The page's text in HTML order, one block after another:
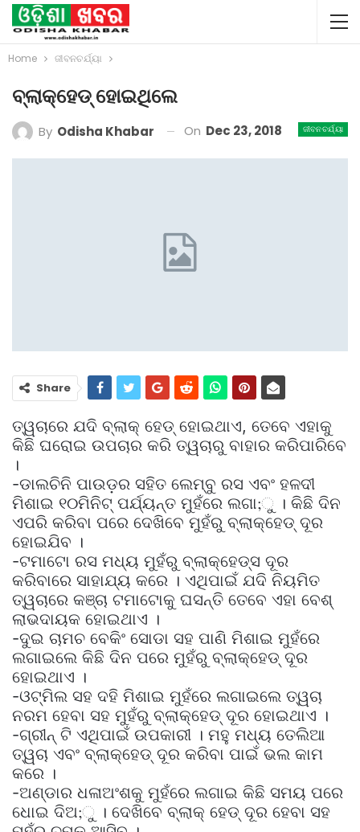
Home ଜୀବନଚର୍ଯ୍ୟା
ବ୍ଲାକ୍‌ହେଡ୍‌ ହୋଇଥିଲେ
ଜୀବନଚର୍ଯ୍ୟା
By Odisha Khabar On Dec 23, 2018
Share
ତ୍ୱଚାରେ ଯଦି ବ୍ଲାକ୍‌ ହେଡ୍‌ ହୋଇଥାଏ, ତେବେ ଏହାକୁ
କିଛି ଘରୋଇ ଉପଚାର କରି ତ୍ୱଚାରୁ ବାହାର କରିପାରିବେ
।
-ଡାଲଚିନି ପାଉଡ଼ର ସହିତ ଲେମ୍ବୁ ରସ ଏବଂ ହଳଦୀ
ମିଶାଇ ୧୦ମିନିଟ୍‌ ପର୍ଯ୍ୟନ୍ତ ମୁହଁରେ ଲଗା;ୁ । କିଛି ଦିନ
ଏପରି କରିବା ପରେ ଦେଖିବେ ମୁହଁରୁ ବ୍ଲାକ୍‌ହେଡ୍‌ ଦୂର
ହୋଇଯିବ ।
-ଟମାଟୋ ରସ ମଧ୍ୟ ମୁହଁରୁ ବ୍ଲାକ୍‌ହେଡ୍‌ସ ଦୂର
କରିବାରେ ସାହାଯ୍ୟ କରେ । ଏଥିପାଇଁ ଯଦି ନିୟମିତ
ତ୍ୱଚାରେ କଞ୍ଚା ଟମାଟୋକୁ ଘସନ୍ତି ତେବେ ଏହା ବେଶ୍‌
ଲାଭଦାୟକ ହୋଇଥାଏ ।
-ଦୁଇ ଚାମଚ ବେକିଂ ସୋଡା ସହ ପାଣି ମିଶାଇ ମୁହଁରେ
ଲଗାଇଲେ କିଛି ଦିନ ପରେ ମୁହଁରୁ ବ୍ଲାକ୍‌ହେଡ୍‌ ଦୂର
ହୋଇଥାଏ ।
-ଓଟ୍‌ମିଲ ସହ ଦହି ମିଶାଇ ମୁହଁରେ ଲଗାଇଲେ ତ୍ୱଚା
ନରମ ହେବା ସହ ମୁହଁରୁ ବ୍ଲାକ୍‌ହେଡ୍‌ ଦୂର ହୋଇଥାଏ ।
-ଗ୍ରୀନ୍‌ ଟି ଏଥିପାଇଁ ଉପକାରୀ । ମହୁ ମଧ୍ୟ ତେଲିଆ
ତ୍ୱଚା ଏବଂ ବ୍ଲାକ୍‌ହେଡ୍‌ ଦୂର କରିବା ପାଇଁ ଭଲ କାମ
କରେ ।
-ଅଣ୍ଡାର ଧଳାଅଂଶକୁ ମୁହଁରେ ଲଗାଇ କିଛି ସମୟ ପରେ
ଧୋଇ ଦିଅ;ୁ । ଦେଖିବେ ବ୍ଲାକ୍‌ ହେଡ୍‌ ଦୂର ହେବା ସହ